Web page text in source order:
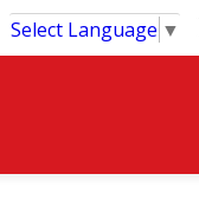
Select Language ▼